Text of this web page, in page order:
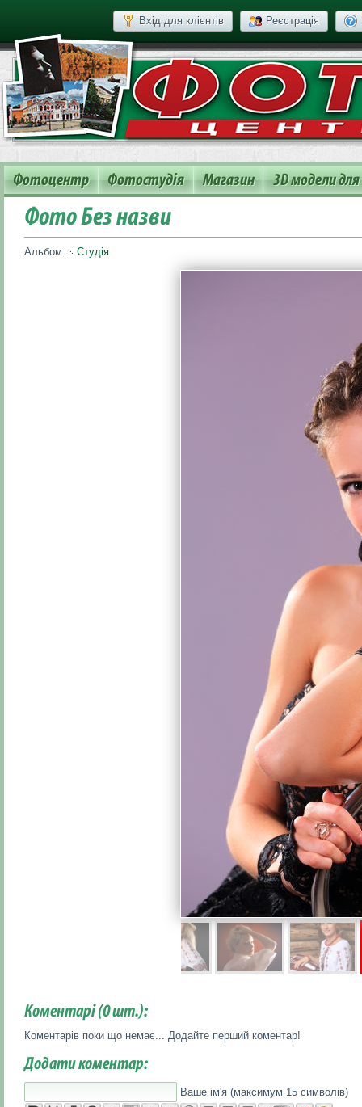
Вхід для клієнтів Реєстрація
Фотоцентр Фотостудія Магазин 3D модели
Фото Без назви
Альбом: Студія
Коментарі (0шт.):
Коментарів поки що немає... Додайте перший коментар!
Додати коментар:
Ваше ім'я (максимум 15 символів)